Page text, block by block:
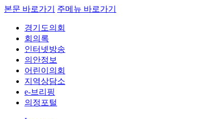
본문 바로가기 주메뉴 바로가기
경기도의회
회의록
인터넷방송
의안정보
어린이의회
지역상담소
e-브리핑
의정포털